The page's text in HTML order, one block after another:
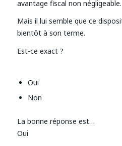
avantage fiscal non négligeable.
Mais il lui semble que ce
bientôt à son terme.
Est-ce exact ?
Oui
Non
La bonne réponse est…
Oui